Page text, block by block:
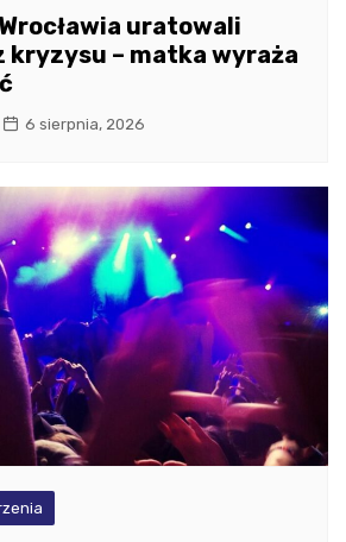
uratowali
kryzysu – matka wyraża
6 sierpnia, 2026